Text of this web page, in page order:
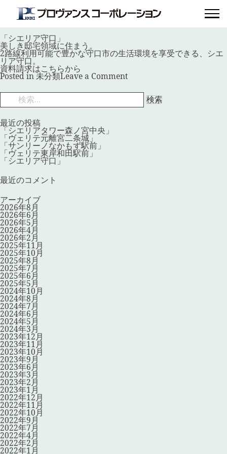
「シエリア守口」
Posted on 2026年4月22日by
provence_master
「シエリア守口」
美しき邸宅領域に住まう。
2路線利用可能で豊かな守口市の生活環境を享受できる、シエ
リア守口。
資料請求はこちらから
Posted in未分類Leave a Commenton
エ
ア
検
最近の投稿
「シエリアタワー森ノ宮中央」
「ヴェリテ元離宮二条城」
「サンリーノなかもず駅前」
「ヴェリテ東岸和田駅前」
「シエリア守口」
最近のコメント
アーカイブ
2026年8月
2026年6月
2026年5月
2026年4月
2026年2月
2025年11月
2025年10月
2025年8月
2025年7月
2025年6月
2025年5月
2024年10月
2024年8月
2024年7月
2024年6月
2024年5月
2024年3月
2023年12月
2023年11月
2023年10月
2023年9月
2023年6月
2023年3月
2023年2月
2023年1月
2022年12月
2022年11月
2022年10月
2022年9月
2022年7月
2022年4月
2022年2月
2022年1月